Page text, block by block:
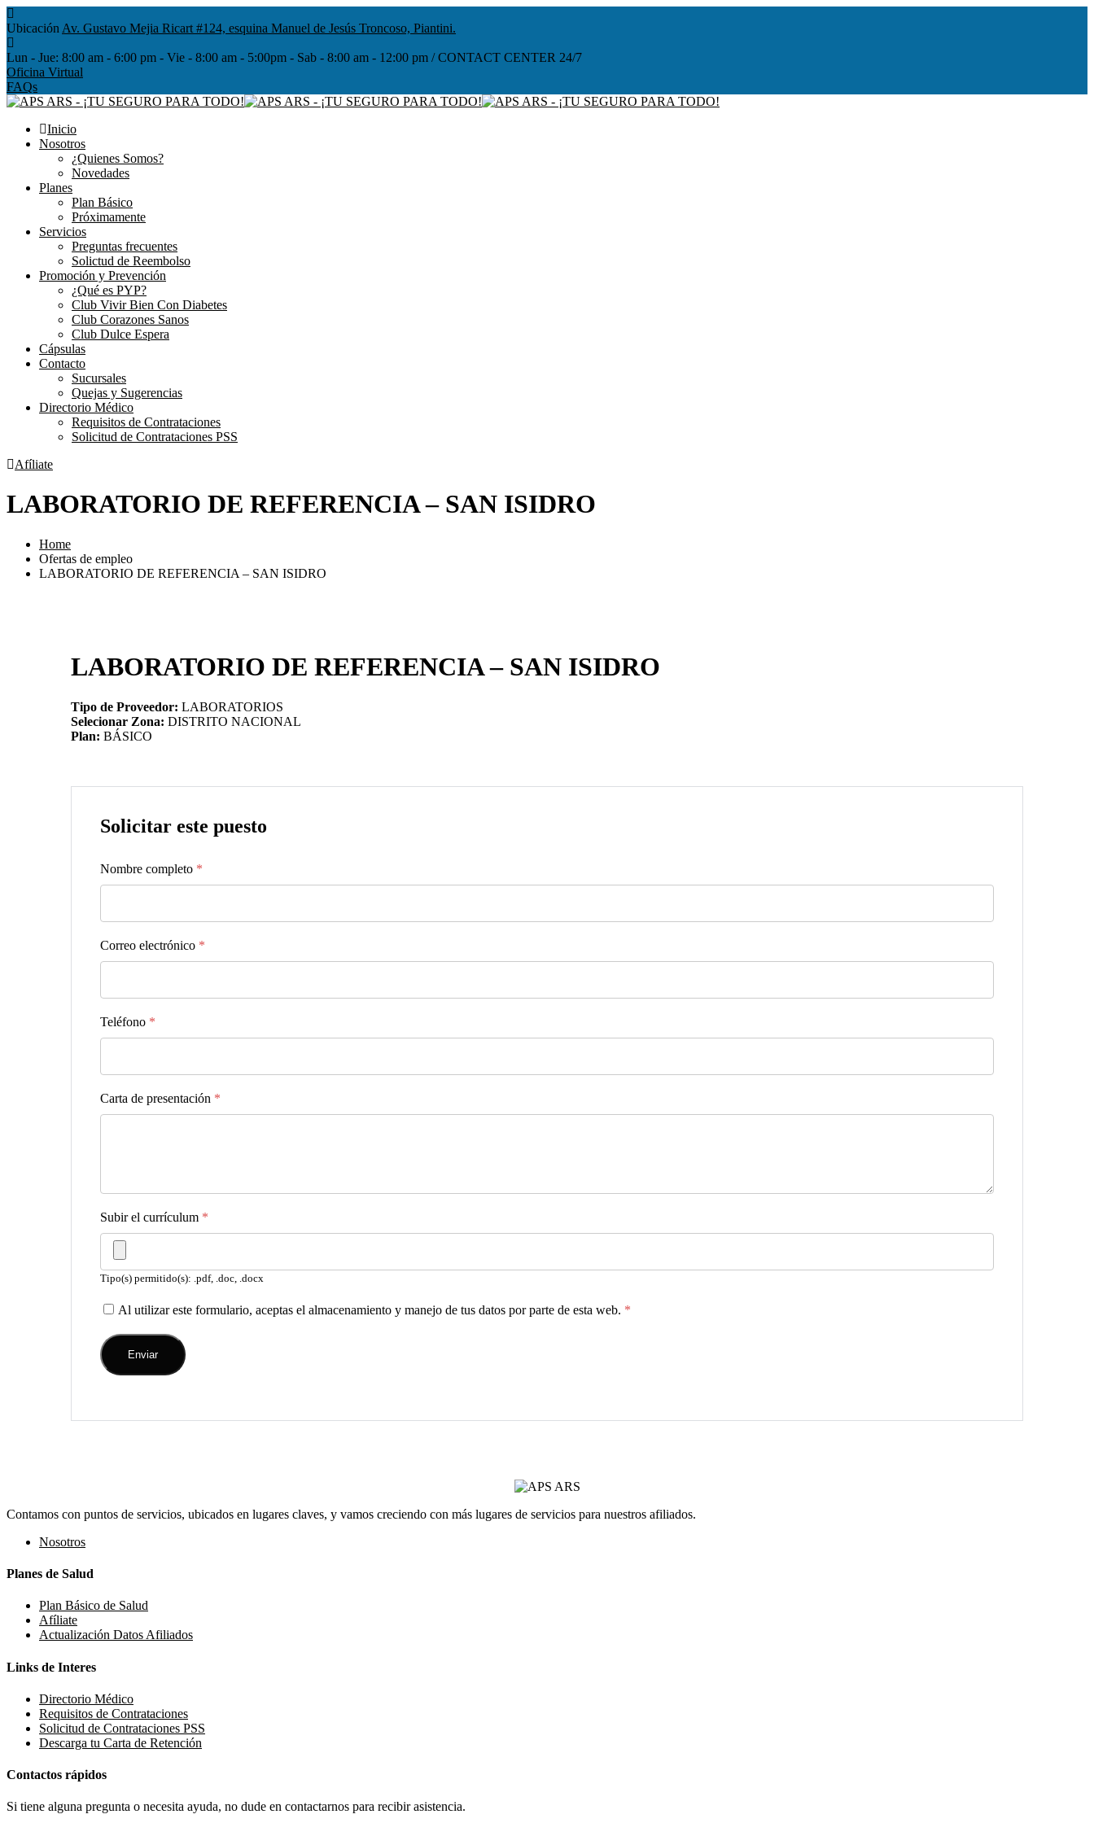
Ubicación Av. Gustavo Mejia Ricart #124, esquina Manuel de Jesús Troncoso, Piantini.
Lun - Jue: 8:00 am - 6:00 pm - Vie - 8:00 am - 5:00pm - Sab - 8:00 am - 12:00 pm / CONTACT CENTER 24/7
Oficina Virtual
FAQs
Inicio
Nosotros
¿Quienes Somos?
Novedades
Planes
Plan Básico
Próximamente
Servicios
Preguntas frecuentes
Solictud de Reembolso
Promoción y Prevención
¿Qué es PYP?
Club Vivir Bien Con Diabetes
Club Corazones Sanos
Club Dulce Espera
Cápsulas
Contacto
Sucursales
Quejas y Sugerencias
Directorio Médico
Requisitos de Contrataciones
Solicitud de Contrataciones PSS
Afíliate
LABORATORIO DE REFERENCIA – SAN ISIDRO
Home
Ofertas de empleo
LABORATORIO DE REFERENCIA – SAN ISIDRO
LABORATORIO DE REFERENCIA – SAN ISIDRO
Tipo de Proveedor: LABORATORIOS
Selecionar Zona: DISTRITO NACIONAL
Plan: BÁSICO
Solicitar este puesto
Nombre completo *
Correo electrónico *
Teléfono *
Carta de presentación *
Subir el currículum *
Tipo(s) permitido(s): .pdf, .doc, .docx
Al utilizar este formulario, aceptas el almacenamiento y manejo de tus datos por parte de esta web. *
Contamos con puntos de servicios, ubicados en lugares claves, y vamos creciendo con más lugares de servicios para nuestros afiliados.
Nosotros
Planes de Salud
Plan Básico de Salud
Afíliate
Actualización Datos Afiliados
Links de Interes
Directorio Médico
Requisitos de Contrataciones
Solicitud de Contrataciones PSS
Descarga tu Carta de Retención
Contactos rápidos
Si tiene alguna pregunta o necesita ayuda, no dude en contactarnos para recibir asistencia.